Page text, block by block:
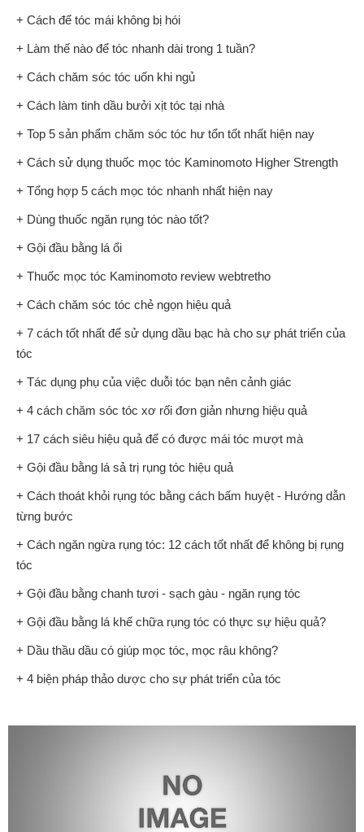
+ Cách để tóc mái không bị hói
+ Làm thế nào để tóc nhanh dài trong 1 tuần?
+ Cách chăm sóc tóc uốn khi ngủ
+ Cách làm tinh dầu bưởi xịt tóc tại nhà
+ Top 5 sản phẩm chăm sóc tóc hư tổn tốt nhất hiện nay
+ Cách sử dụng thuốc mọc tóc Kaminomoto Higher Strength
+ Tổng hợp 5 cách mọc tóc nhanh nhất hiện nay
+ Dùng thuốc ngăn rụng tóc nào tốt?
+ Gội đầu bằng lá ổi
+ Thuốc mọc tóc Kaminomoto review webtretho
+ Cách chăm sóc tóc chẻ ngọn hiệu quả
+ 7 cách tốt nhất để sử dụng dầu bạc hà cho sự phát triển của
tóc
+ Tác dụng phụ của việc duỗi tóc bạn nên cảnh giác
+ 4 cách chăm sóc tóc xơ rối đơn giản nhưng hiệu quả
+ 17 cách siêu hiệu quả để có được mái tóc mượt mà
+ Gội đầu bằng lá sả trị rụng tóc hiệu quả
+ Cách thoát khỏi rụng tóc bằng cách bấm huyệt - Hướng dẫn
từng bước
+ Cách ngăn ngừa rụng tóc: 12 cách tốt nhất để không bị rụng
tóc
+ Gội đầu bằng chanh tươi - sạch gàu - ngăn rụng tóc
+ Gội đầu bằng lá khế chữa rụng tóc có thực sự hiệu quả?
+ Dầu thầu dầu có giúp mọc tóc, mọc râu không?
+ 4 biện pháp thảo dược cho sự phát triển của tóc